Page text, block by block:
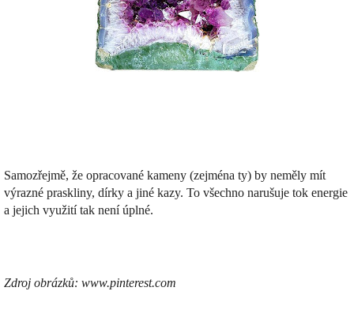
Samozřejmě, že opracované kameny (zejména ty) by neměly mít
výrazné praskliny, dírky a jiné kazy. To všechno narušuje tok energie
a jejich využití tak není úplné.
Zdroj obrázků: www.pinterest.com